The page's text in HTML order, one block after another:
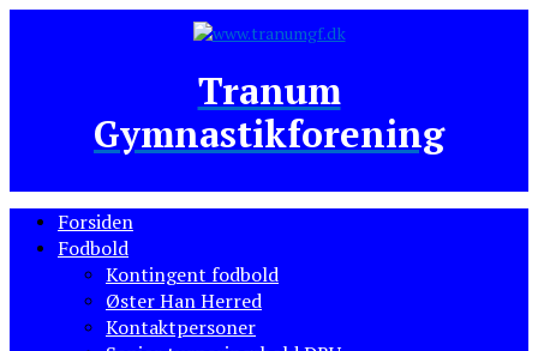
Tranum
Gymnastikforening
Forsiden
Fodbold
Kontingent fodbold
Øster Han Herred
Kontaktpersoner